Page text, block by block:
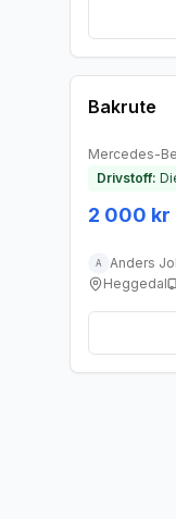
Bakrute
Mercedes-
Drivstoff:
2 000 kr
A
Anders
Heggedal